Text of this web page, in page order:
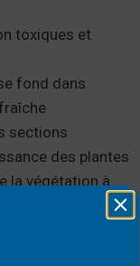
toxiques et
fond dans
sections
des plantes
la végétation à